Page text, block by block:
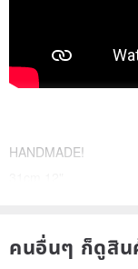
HANDMADE!
All the toys are made
คนอื่นๆ ก็ดูสิน